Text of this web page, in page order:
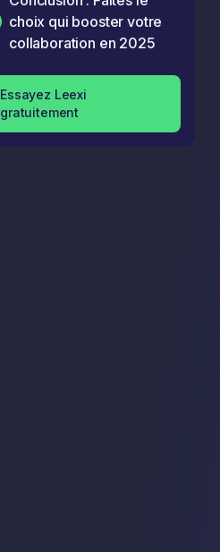
choix qui booster votre
collaboration en 2025
Essayez Leexi
gratuitement